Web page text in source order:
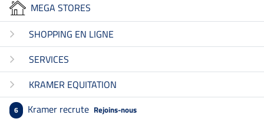
MEGA STORES
SHOPPING EN LIGNE
SERVICES
KRAMER EQUITATION
6 Kramer recrute Rejoins-nous